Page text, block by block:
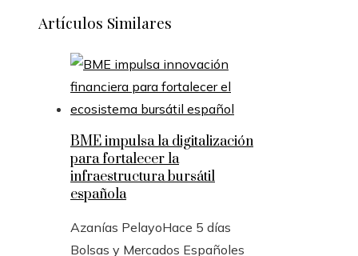
Artículos Similares
BME impulsa la digitalización
para fortalecer la
infraestructura bursátil
española
Azanías PelayoHace 5 días
Bolsas y Mercados Españoles